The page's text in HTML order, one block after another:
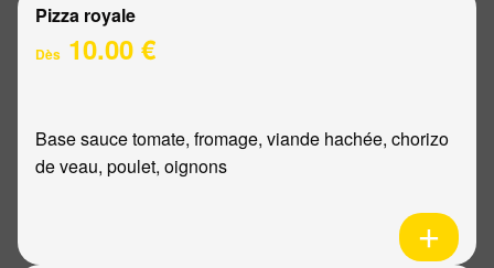
Pizza royale
Dès 10.00 €
Base sauce tomate, fromage, viande hachée, chorizo
de veau, poulet, oignons